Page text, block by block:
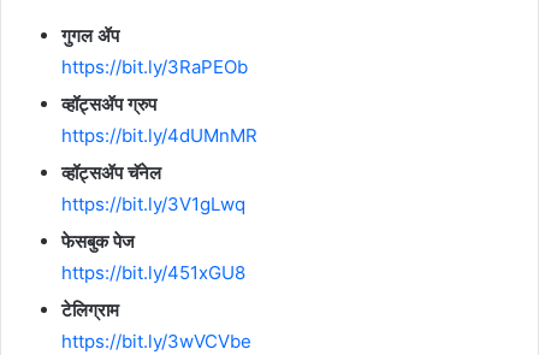
गुगल ॲप
https://bit.ly/3RaPEOb
व्हॉट्सॲप ग्रुप
https://bit.ly/4dUMnMR
व्हॉट्सॲप चॅनेल
https://bit.ly/3V1gLwq
फेसबुक पेज
https://bit.ly/451xGU8
टेलिग्राम
https://bit.ly/3wVCVbe